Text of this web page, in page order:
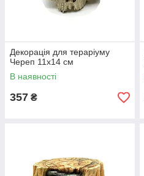
Декорація для тераріуму
Череп 11х14 см
В наявності
357 ₴